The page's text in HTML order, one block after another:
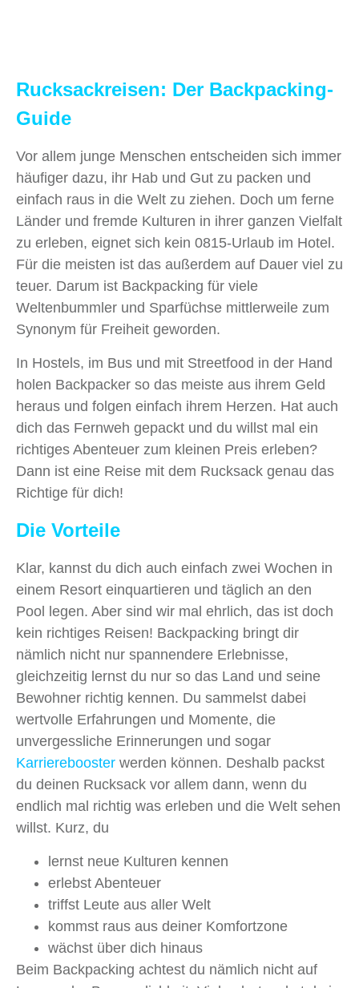
Rucksackreisen: Der Backpacking-
Guide
Vor allem junge Menschen entscheiden sich immer
häufiger dazu, ihr Hab und Gut zu packen und
einfach raus in die Welt zu ziehen. Doch um ferne
Länder und fremde Kulturen in ihrer ganzen Vielfalt
zu erleben, eignet sich kein 0815-Urlaub im Hotel.
Für die meisten ist das außerdem auf Dauer viel zu
teuer. Darum ist Backpacking für viele
Weltenbummler und Sparfüchse mittlerweile zum
Synonym für Freiheit geworden.
In Hostels, im Bus und mit Streetfood in der Hand
holen Backpacker so das meiste aus ihrem Geld
heraus und folgen einfach ihrem Herzen. Hat auch
dich das Fernweh gepackt und du willst mal ein
richtiges Abenteuer zum kleinen Preis erleben?
Dann ist eine Reise mit dem Rucksack genau das
Richtige für dich!
Die Vorteile
Klar, kannst du dich auch einfach zwei Wochen in
einem Resort einquartieren und täglich an den
Pool legen. Aber sind wir mal ehrlich, das ist doch
kein richtiges Reisen! Backpacking bringt dir
nämlich nicht nur spannendere Erlebnisse,
gleichzeitig lernst du nur so das Land und seine
Bewohner richtig kennen. Du sammelst dabei
wertvolle Erfahrungen und Momente, die
unvergessliche Erinnerungen und sogar
Karrierebooster werden können. Deshalb packst
du deinen Rucksack vor allem dann, wenn du
endlich mal richtig was erleben und die Welt sehen
willst. Kurz, du
lernst neue Kulturen kennen
erlebst Abenteuer
triffst Leute aus aller Welt
kommst raus aus deiner Komfortzone
wächst über dich hinaus
Beim Backpacking achtest du nämlich nicht auf